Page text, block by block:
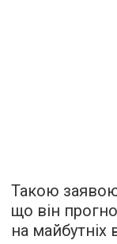
Такою
що він
на